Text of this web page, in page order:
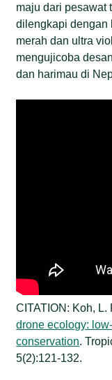
maju dari pesawat
dilengkapi dengan
merah dan ultra
mengujicoba
dan harimau di
CITATION: Koh, L.
drone ecology:
conservation.
5(2):121-132.